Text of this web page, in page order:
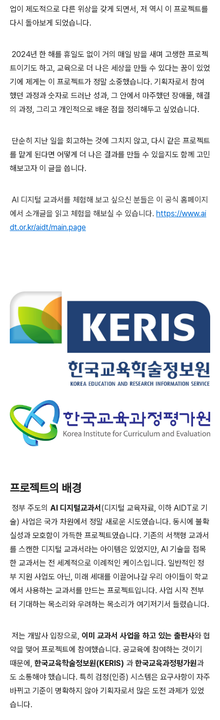
업이 제도적으로 다른 위상을 갖게 되면서, 저 역시 이 프로젝트를
다시 돌아보게 되었습니다.
2024년 한 해를 휴일도 없이 거의 매일 밤을 새며 고생한 프로젝
트이기도 하고, 교육으로 더 나은 세상을 만들 수 있다는 꿈이 있었
기에 제게는 이 프로젝트가 정말 소중했습니다. 기획자로서 참여
했던 과정과 숫자로 드러난 성과, 그 안에서 마주했던 장애물, 해결
의 과정, 그리고 개인적으로 배운 점을 정리해두고 싶었습니다.
단순히 지난 일을 회고하는 것에 그치지 않고, 다시 같은 프로젝트
를 맡게 된다면 어떻게 더 나은 결과를 만들 수 있을지도 함께 고민
해보고자 이 글을 씁니다.
AI 디지털 교과서를 체험해 보고 싶으신 분들은 이 공식 홈페이지
에서 소개글을 읽고 체험을 해보실 수 있습니다. https://www.ai
dt.or.kr/aidt/main.page
프로젝트의 배경
정부 주도의 AI 디지털교과서 (디지털 교육자료, 이하 AIDT로 기
술) 사업은 국가 차원에서 정말 새로운 시도였습니다. 동시에 불확
실성과 모호함이 가득한 프로젝트였습니다. 기존의 서책형 교과서
를 스캔한 디지털 교과서라는 아이템은 있었지만, AI 기술을 접목
한 교과서는 전 세계적으로 이례적인 케이스입니다. 일반적인 정
부 지원 사업도 아닌, 미래 세대를 이끌어나갈 우리 아이들이 학교
에서 사용하는 교과서를 만드는 프로젝트입니다. 사업 시작 전부
터 기대하는 목소리와 우려하는 목소리가 여기저기서 들렸습니다.
저는 개발사 입장으로, 이미 교과서 사업을 하고 있는 출판사와 협
약을 맺어 프로젝트에 참여했습니다. 공교육에 참여하는 것이기
때문에, 한국교육학술정보원(KERIS) 과 한국교육과정평가원과
도 소통해야 했습니다. 특히 검정(인증) 시스템은 요구사항이 자주
바뀌고 기준이 명확하지 않아 기획자로서 많은 도전 과제가 있었
습니다.